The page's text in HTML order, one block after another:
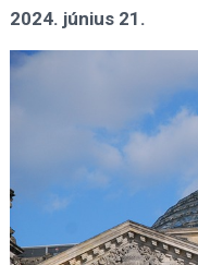
2024. június 21.